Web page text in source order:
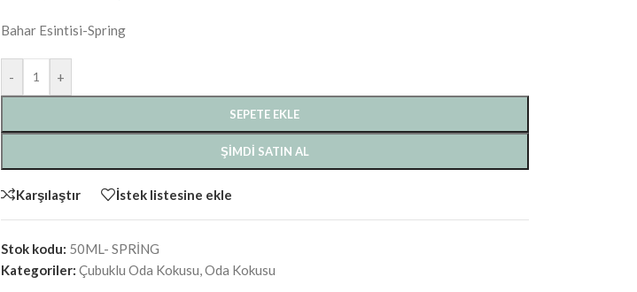
Bahar Esintisi-Spring
- +
SEPETE EKLE
ŞIMDI SATIN AL
Karşılaştır İstek listesine ekle
Stok kodu: 50ML- SPRİNG
Kategoriler: Çubuklu Oda Kokusu,Oda Kokusu